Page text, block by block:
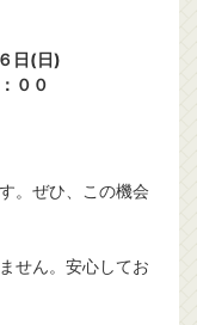
日(日)
００
。ぜひ、この機会
せん。安心してお